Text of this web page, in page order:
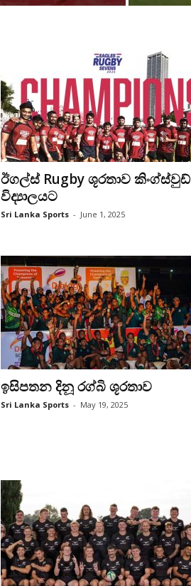
ඊගල්ස් Rugby ශූරතාව කිංග්ස්වුඩ්
විද්‍යාලයට
Sri Lanka Sports - June 1, 2025
ඉසිපතන දිනූ රග්බි ශූරතාව
Sri Lanka Sports - May 19, 2025